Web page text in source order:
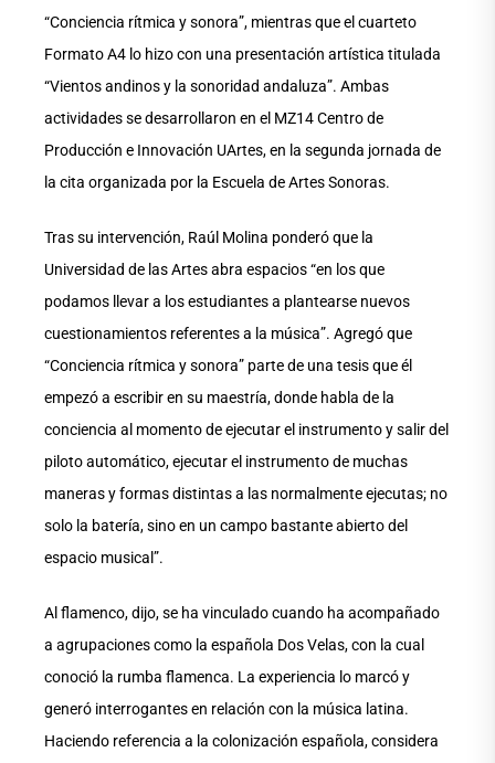
“Conciencia rítmica y sonora”, mientras que el cuarteto
Formato A4 lo hizo con una presentación artística titulada
“Vientos andinos y la sonoridad andaluza”. Ambas
actividades se desarrollaron en el MZ14 Centro de
Producción e Innovación UArtes, en la segunda jornada de
la cita organizada por la Escuela de Artes Sonoras.
Tras su intervención, Raúl Molina ponderó que la
Universidad de las Artes abra espacios “en los que
podamos llevar a los estudiantes a plantearse nuevos
cuestionamientos referentes a la música”. Agregó que
“Conciencia rítmica y sonora” parte de una tesis que él
empezó a escribir en su maestría, donde habla de la
conciencia al momento de ejecutar el instrumento y salir del
piloto automático, ejecutar el instrumento de muchas
maneras y formas distintas a las normalmente ejecutas; no
solo la batería, sino en un campo bastante abierto del
espacio musical”.
Al flamenco, dijo, se ha vinculado cuando ha acompañado
a agrupaciones como la española Dos Velas, con la cual
conoció la rumba flamenca. La experiencia lo marcó y
generó interrogantes en relación con la música latina.
Haciendo referencia a la colonización española, considera